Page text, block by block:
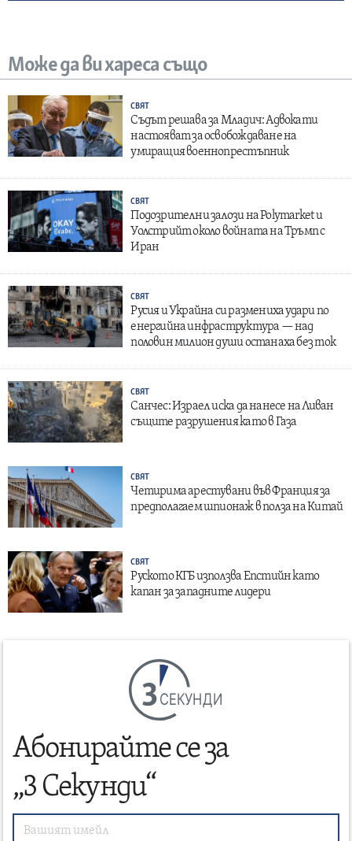
Може да ви хареса също
СВЯТ
Съдът решава за Младич: Адвокати
настояват за освобождаване на
умиращия военнопрестъпник
СВЯТ
Подозрителни залози на Polymarket и
Уолстрийт около войната на Тръмп с
Иран
СВЯТ
Русия и Украйна си размениха удари по
енергийна инфраструктура — над
половин милион души останаха без ток
СВЯТ
Санчес: Израел иска да нанесе на Ливан
същите разрушения като в Газа
СВЯТ
Четирима арестувани във Франция за
предполагаем шпионаж в полза на Китай
СВЯТ
Руското КГБ използва Епстийн като
капан за западните лидери
СЕКУНДИ
Абонирайте се за
„3 Секунди“